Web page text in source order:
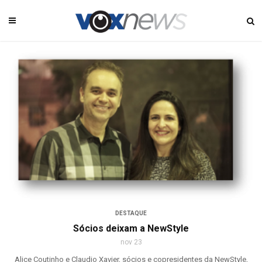
DESTAQUE
Sócios deixam a NewStyle
nov 23
Alice Coutinho e Claudio Xavier, sócios e copresidentes da NewStyle,